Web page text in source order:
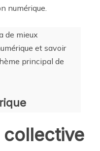
numérique.
de mieux
et savoir
principal de
collective